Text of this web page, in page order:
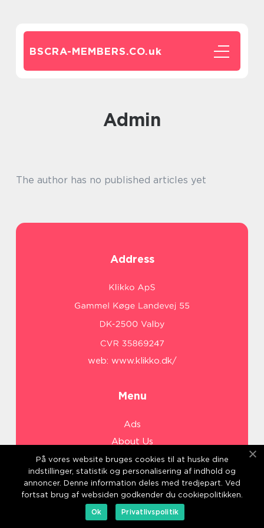
BSCRA-MEMBERS.CO.uk
admin
The author has no published articles yet
Address
web: www.klikko.dk/
Menu
Ads
About Us
Cookies
Contact
Sitemap
På vores website bruges cookies til at huske dine
indstillinger, statistik og personalisering af indhold og
annoncer. Denne information deles med tredjepart. Ved
fortsat brug af websiden godkender du cookiepolitikken.
Ok
Privatlivspolitik